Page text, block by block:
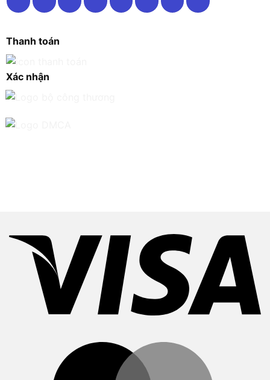
Thanh toán
Xác nhận